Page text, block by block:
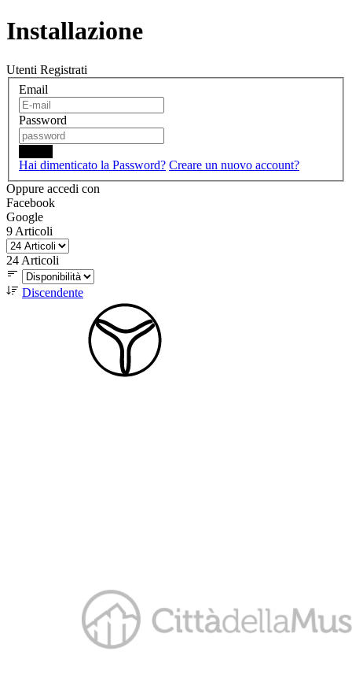
Installazione
Utenti Registrati
Email
Password
Hai dimenticato la Password? Creare un nuovo account?
Oppure accedi con
Facebook
Google
9Articoli
24Articoli
Discendente